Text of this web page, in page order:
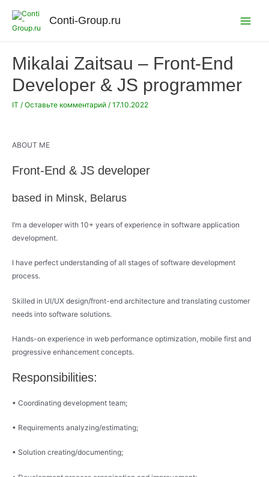
содержимому
Conti-Group.ru
Mikalai Zaitsau – Front-End
Developer & JS programmer
IT / Оставьте комментарий / 17.10.2022
ABOUT ME
Front-End & JS developer
based in Minsk, Belarus
I’m a developer with 10+ years of experience in software application
development.
I have perfect understanding of all stages of software development
process.
Skilled in UI/UX design/front-end architecture and translating customer
needs into software solutions.
Hands-on experience in web performance optimization, mobile first and
progressive enhancement concepts.
Responsibilities:
• Coordinating development team;
• Requirements analyzing/estimating;
• Solution creating/documenting;